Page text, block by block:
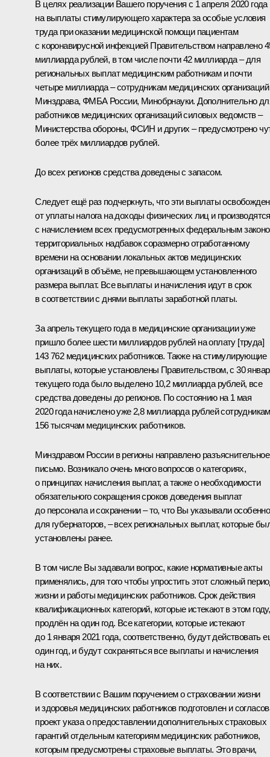
В целях реализации Вашего поручения с 1 апреля 2020 года
на выплаты стимулирующего характера за особые условия
труда при оказании медицинской помощи пациентам
с коронавирусной инфекцией Правительством направлено
миллиарда рублей, в том числе почти 42 миллиарда – для
региональных выплат медицинским работникам и почти
четыре миллиарда – сотрудникам медицинских организаций
Минздрава, ФМБА России, Минобрнауки. Дополнительно
работников медицинских организаций силовых ведомств –
Министерства обороны, ФСИН и других – предусмотрено
более трёх миллиардов рублей.
До всех регионов средства доведены с запасом.
Следует ещё раз подчеркнуть, что эти выплаты
от уплаты налога на доходы физических лиц и производятся
с начислением всех предусмотренных федеральным
территориальных надбавок соразмерно отработанному
времени на основании локальных актов медицинских
организаций в объёме, не превышающем установленного
размера выплат. Все выплаты и начисления идут в срок
в соответствии с днями выплаты заработной платы.
За апрель текущего года в медицинские организации уже
пришло более шести миллиардов рублей на оплату [труда]
143 762 медицинских работников. Также на стимулирующие
выплаты, которые установлены Правительством, с 30
текущего года было выделено 10,2 миллиарда рублей, все
средства доведены до регионов. По состоянию на 1 мая
2020 года начислено уже 2,8 миллиарда рублей
156 тысячам медицинских работников.
Минздравом России в регионы направлено разъяснительное
письмо. Возникало очень много вопросов о категориях,
о принципах начисления выплат, а также о необходимости
обязательного сокращения сроков доведения выплат
до персонала и сохранении – то, что Вы указывали особенно
для губернаторов, – всех региональных выплат, которые
установлены ранее.
В том числе Вы задавали вопрос, какие нормативные акты
применялись, для того чтобы упростить этот сложный
жизни и работы медицинских работников. Срок действия
квалификационных категорий, которые истекают в этом году,
продлён на один год. Все категории, которые истекают
до 1 января 2021 года, соответственно, будут действовать
один год, и будут сохраняться все выплаты и начисления
на них.
В соответствии с Вашим поручением о страховании жизни
и здоровья медицинских работников подготовлен и
проект указа о предоставлении дополнительных страховых
гарантий отдельным категориям медицинских работников,
которым предусмотрены страховые выплаты. Это врачи,